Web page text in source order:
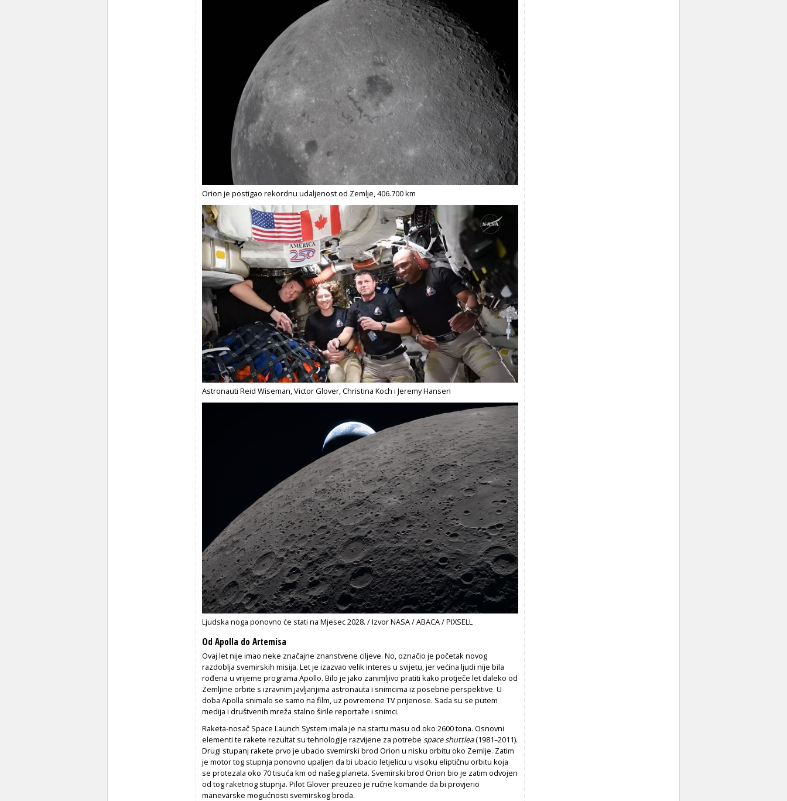
Orion je postigao rekordnu udaljenost od Zemlje, 406.700 km
Astronauti Reid Wiseman, Victor Glover, Christina Koch i Jeremy Hansen
Ljudska noga ponovno će stati na Mjesec 2028. / Izvor NASA / ABACA / PIXSELL
Od Apolla do Artemisa
Ovaj let nije imao neke značajne znanstvene ciljeve. No, označio je početak novog
razdoblja svemirskih misija. Let je izazvao velik interes u svijetu, jer većina ljudi nije bila
rođena u vrijeme programa Apollo. Bilo je jako zanimljivo pratiti kako protječe let daleko od
Zemljine orbite s izravnim javljanjima astronauta i snimcima iz posebne perspektive. U
doba Apolla snimalo se samo na film, uz povremene TV prijenose. Sada su se putem
medija i društvenih mreža stalno širile reportaže i snimci.
Raketa-nosač Space Launch System imala je na startu masu od oko 2600 tona. Osnovni
elementi te rakete rezultat su tehnologije razvijene za potrebe space shuttlea(1981–2011).
Drugi stupanj rakete prvo je ubacio svemirski brod Orion u nisku orbitu oko Zemlje. Zatim
je motor tog stupnja ponovno upaljen da bi ubacio letjelicu u visoku eliptičnu orbitu koja
se protezala oko 70 tisuća km od našeg planeta. Svemirski brod Orion bio je zatim odvojen
od tog raketnog stupnja. Pilot Glover preuzeo je ručne komande da bi provjerio
manevarske mogućnosti svemirskog broda.